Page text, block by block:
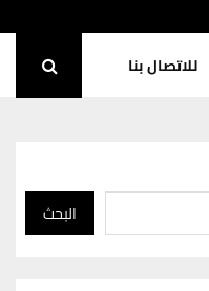
للاتصال بنا
البحث